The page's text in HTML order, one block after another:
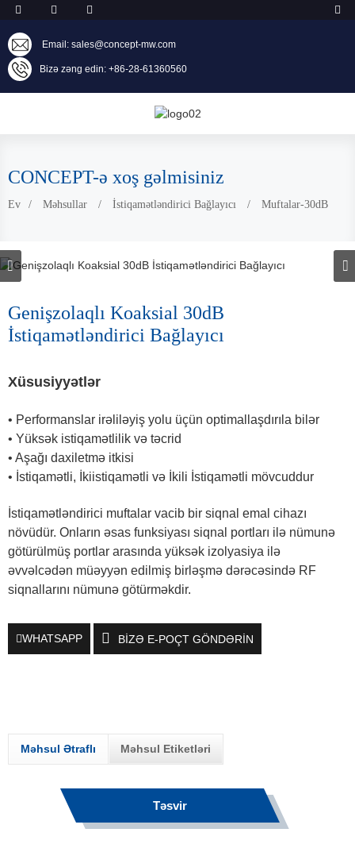
Email: sales@concept-mw.com
Bizə zəng edin: +86-28-61360560
CONCEPT-ə xoş gəlmisiniz
Ev Məhsullar İstiqamətləndirici Bağlayıcı Muftalar-30dB
Genişzolaqlı Koaksial 30dB
İstiqamətləndirici Bağlayıcı
Xüsusiyyətlər
• Performanslar irəliləyiş yolu üçün optimallaşdırıla bilər
• Yüksək istiqamətlilik və təcrid
• Aşağı daxiletmə itkisi
• İstiqamətli, İkiistiqamətli və İkili İstiqamətli mövcuddur
İstiqamətləndirici muftalar vacib bir siqnal emal cihazı
növüdür. Onların əsas funksiyası siqnal portları ilə nümunə
götürülmüş portlar arasında yüksək izolyasiya ilə
əvvəlcədən müəyyən edilmiş birləşmə dərəcəsində RF
siqnallarını nümunə götürməkdir.
WHATSAPP BIZƏ E-POÇT GÖNDƏRIN
Məhsul Ətraflı Məhsul Etiketləri
Təsvir